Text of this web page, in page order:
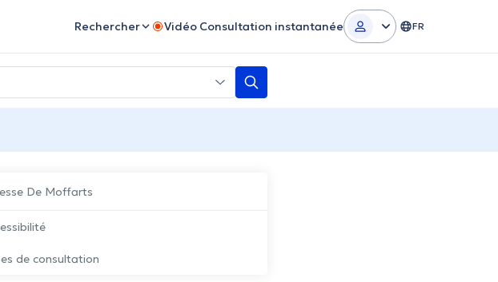
Rechercher Vidéo Consultation instantanée FR
De Moffarts
de consultation